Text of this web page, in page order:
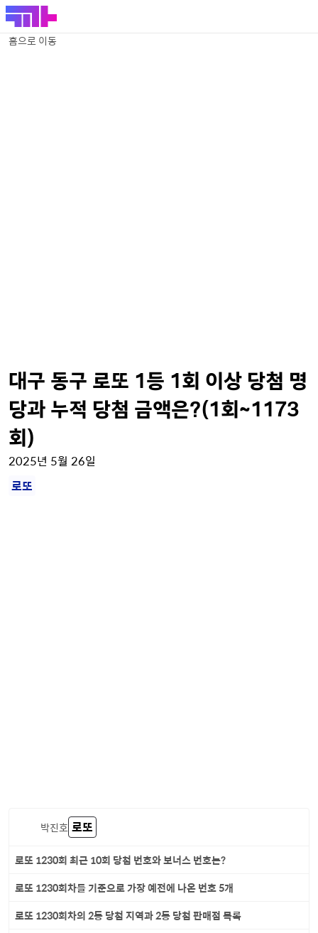
홈으로 이동
대구 동구 로또 1등 1회 이상 당첨 명
당과 누적 당첨 금액은?(1회~1173
회)
2025년 5월 26일
로또
박진호 로또
로또 1230회 최근 10회 당첨 번호와 보너스 번호는?
로또 1230회차를 기준으로 가장 예전에 나온 번호 5개
로또 1230회차의 2등 당첨 지역과 2등 당첨 판매점 목록